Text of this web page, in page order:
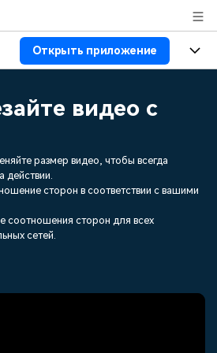
Открыть приложение
Продвинутое обучение
видео с
размер видео, чтобы всегда
действии.
сторон в соответствии с вашими
соотношения сторон для всех
сетей.